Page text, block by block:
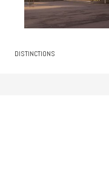
DISTINCTIONS